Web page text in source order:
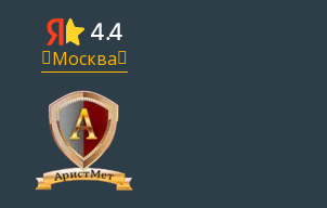
Москва